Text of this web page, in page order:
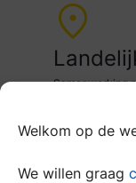
Welkom op de
We willen graag
Samenwerking